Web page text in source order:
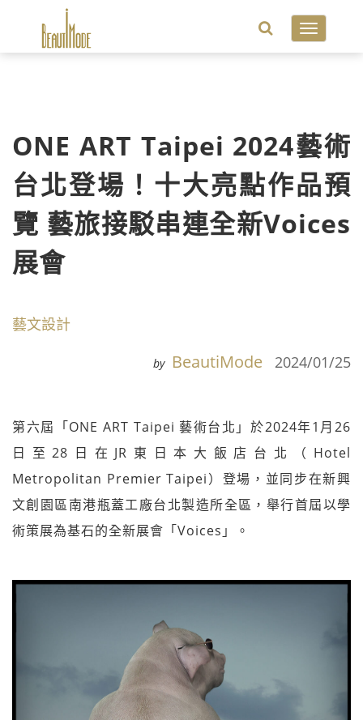
Toggle
ONE ART Taipei 2024藝術
台北登場！十大亮點作品預
覽 藝旅接駁串連全新Voices
展會
藝文設計
by BeautiMode 2024/01/25
第六屆「ONE ART Taipei 藝術台北」於2024年1月26
日至28日在JR東日本大飯店台北（Hotel
Metropolitan Premier Taipei）登場，並同步在新興
文創園區南港瓶蓋工廠台北製造所全區，舉行首屆以學
術策展為基石的全新展會「Voices」。